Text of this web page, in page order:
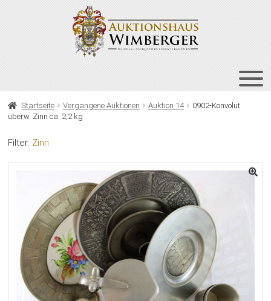
HOME
VERGANGENE AUKTIONEN
ÜBER UNS
KONTAKT
NEWSLETTER
Startseite Vergangene Auktionen Auktion 14
0902-Konvolut
überw. Zinn ca. 2,2 kg
Filter: Zinn